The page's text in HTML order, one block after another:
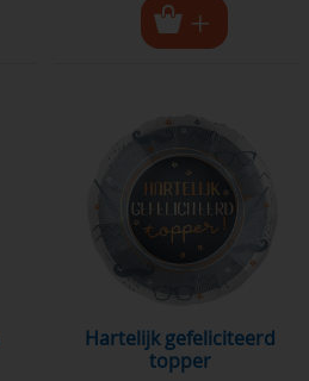
hartelijk gefeliciteerd
topper